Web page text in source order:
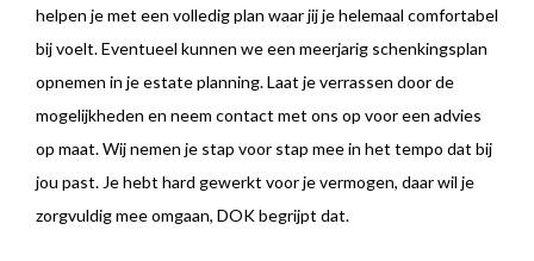
helpen je met een volledig plan waar jij je helemaal comfortabel
bij voelt. Eventueel kunnen we een meerjarig schenkingsplan
opnemen in je estate planning. Laat je verrassen door de
mogelijkheden en neem contact met ons op voor een advies
op maat. Wij nemen je stap voor stap mee in het tempo dat bij
jou past. Je hebt hard gewerkt voor je vermogen, daar wil je
zorgvuldig mee omgaan, DOK begrijpt dat.